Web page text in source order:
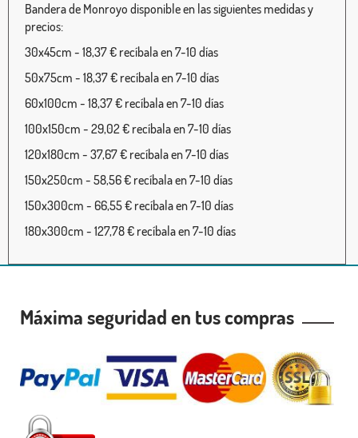
Bandera de Monroyo disponible en las siguientes medidas y
precios:
30x45cm - 18,37 € recíbala en 7-10 días
50x75cm - 18,37 € recíbala en 7-10 días
60x100cm - 18,37 € recíbala en 7-10 días
100x150cm - 29,02 € recíbala en 7-10 días
120x180cm - 37,67 € recíbala en 7-10 días
150x250cm - 58,56 € recíbala en 7-10 días
150x300cm - 66,55 € recíbala en 7-10 días
180x300cm - 127,78 € recíbala en 7-10 días
Máxima seguridad en tus compras